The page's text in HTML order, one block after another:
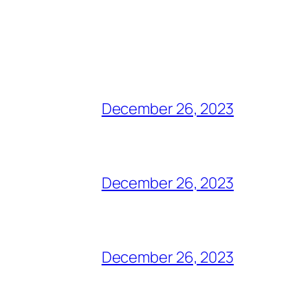
December 26, 2023
December 26, 2023
December 26, 2023